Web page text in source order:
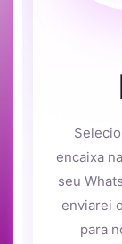
encaixa
seu
enviarei
para